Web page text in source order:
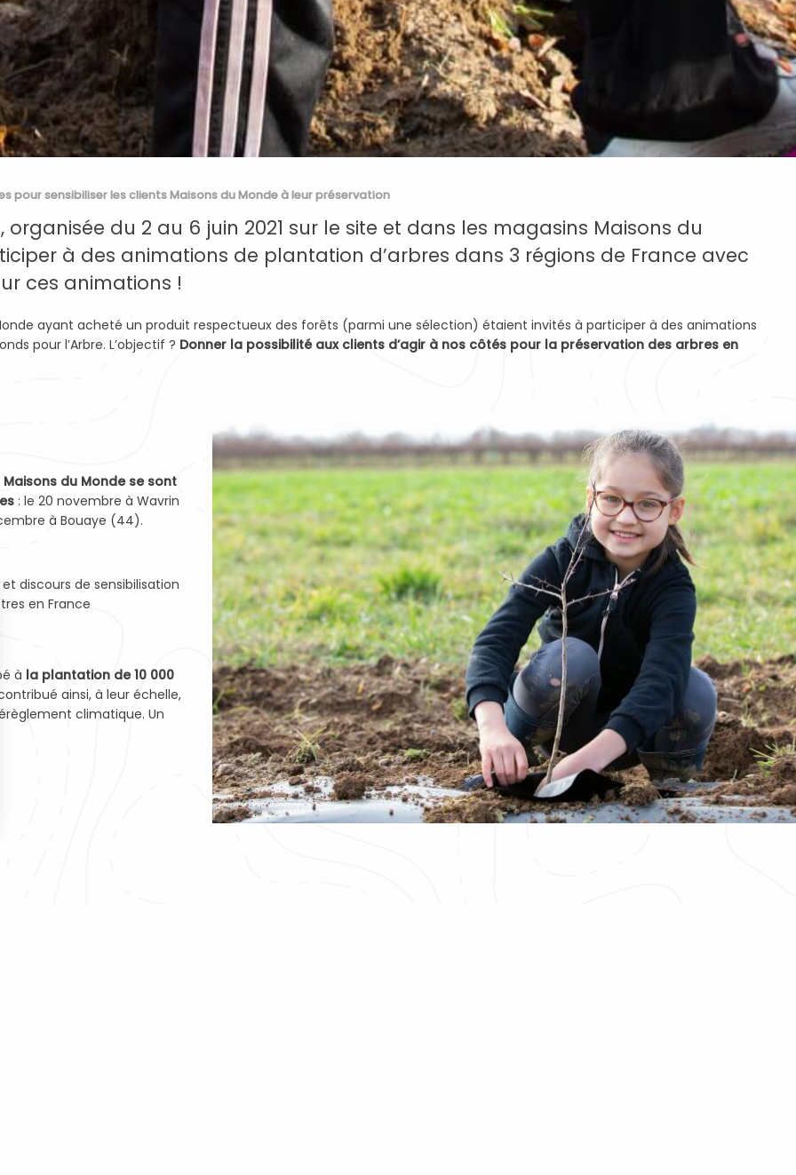
pour sensibiliser les clients Maisons du Monde à leur préservation
organisée du 2 au 6 juin 2021 sur le site et dans les magasins Maisons du
à des animations de plantation d’arbres dans 3 régions de France avec
ces animations !
ayant acheté un produit respectueux des forêts (parmi une sélection) étaient invités à participer à des animations
pour l’Arbre. L’objectif ? Donner la possibilité aux clients d’agir à nos côtés pour la préservation des arbres en
du Monde se sont
: le 20 novembre à Wavrin
à Bouaye (44).
discours de sensibilisation
en France
à la plantation de 10 000
ainsi, à leur échelle,
climatique. Un